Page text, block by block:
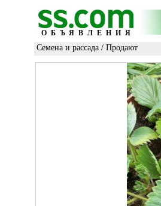
ОБЪЯВЛЕНИЯ
Семена и рассада / Продают